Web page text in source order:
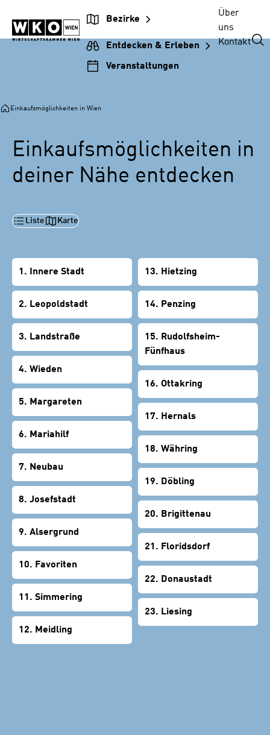
Unternehmensnavigation
springen
Inhalt
springen
Hauptnavigation
springen
Footer
springen
Bezirke
Entdecken & Erleben
Veranstaltungen
Über
uns
Kontakt
Einkaufsmöglichkeiten in Wien
Einkaufsmöglichkeiten in
deiner Nähe entdecken
Liste Karte
1. Innere Stadt
2. Leopoldstadt
3. Landstraße
4. Wieden
5. Margareten
6. Mariahilf
7. Neubau
8. Josefstadt
9. Alsergrund
10. Favoriten
11. Simmering
12. Meidling
13. Hietzing
14. Penzing
15. Rudolfsheim-
Fünfhaus
16. Ottakring
17. Hernals
18. Währing
19. Döbling
20. Brigittenau
21. Floridsdorf
22. Donaustadt
23. Liesing